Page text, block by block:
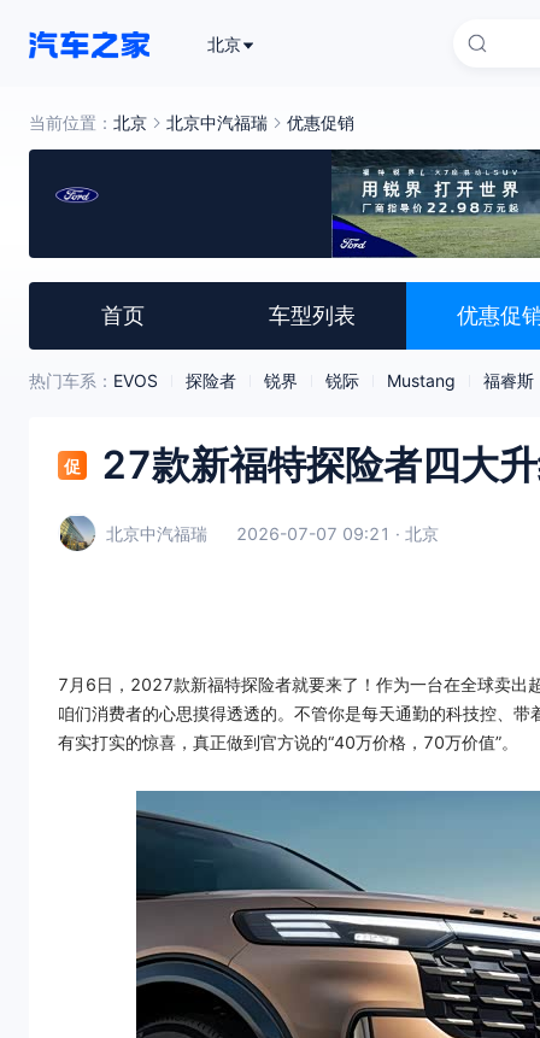
北京
当前位置： 北京 北京中汽福瑞 优惠促销
首页 车型列表 优惠促
热门车系： EVOS 探险者 锐界 锐际 Mustang 福睿斯
促 27款新福特探险者四大
北京中汽福瑞 2026-07-07 09:21 · 北京
7月6日，2027款新福特探险者就要来了！作为一台在全球卖出
咱们消费者的心思摸得透透的。不管你是每天通勤的科技控、
有实打实的惊喜，真正做到官方说的“40万价格，70万价值”。